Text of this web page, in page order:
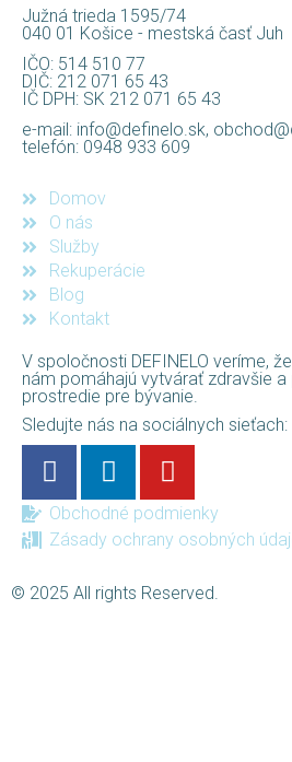
Južná trieda 1595/74
040 01 Košice - mestská časť Juh
IČO: 514 510 77
DIČ: 212 071 65 43
IČ DPH: SK 212 071 65 43
e-mail: info@definelo.sk,
telefón: 0948 933 609
Domov
O nás
Služby
Rekuperácie
Blog
Kontakt
V spoločnosti DEFINELO veríme,
nám pomáhajú vytvárať zdravšie a
prostredie pre bývanie.
Sledujte nás na sociálnych sieťach:
Obchodné podmienky
Zásady ochrany osobných
© 2025 All rights Reserved.